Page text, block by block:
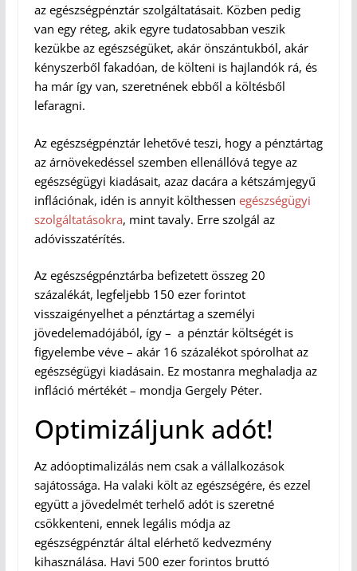
az egészségpénztár szolgáltatásait. Közben pedig
van egy réteg, akik egyre tudatosabban veszik
kezükbe az egészségüket, akár önszántukból, akár
kényszerből fakadóan, de költeni is hajlandók rá, és
ha már így van, szeretnének ebből a költésből
lefaragni.
Az egészségpénztár lehetővé teszi, hogy a pénztártag
az árnövekedéssel szemben ellenállóvá tegye az
egészségügyi kiadásait, azaz dacára a kétszámjegyű
inflációnak, idén is annyit költhessen egészségügyi
szolgáltatásokra, mint tavaly. Erre szolgál az
adóvisszatérítés.
Az egészségpénztárba befizetett összeg 20
százalékát, legfeljebb 150 ezer forintot
visszaigényelhet a pénztártag a személyi
jövedelemadójából, így – a pénztár költségét is
figyelembe véve – akár 16 százalékot spórolhat az
egészségügyi kiadásain. Ez mostanra meghaladja az
infláció mértékét – mondja Gergely Péter.
Optimizáljunk adót!
Az adóoptimalizálás nem csak a vállalkozások
sajátossága. Ha valaki költ az egészségére, és ezzel
együtt a jövedelmét terhelő adót is szeretné
csökkenteni, ennek legális módja az
egészségpénztár által elérhető kedvezmény
kihasználása. Havi 500 ezer forintos bruttó